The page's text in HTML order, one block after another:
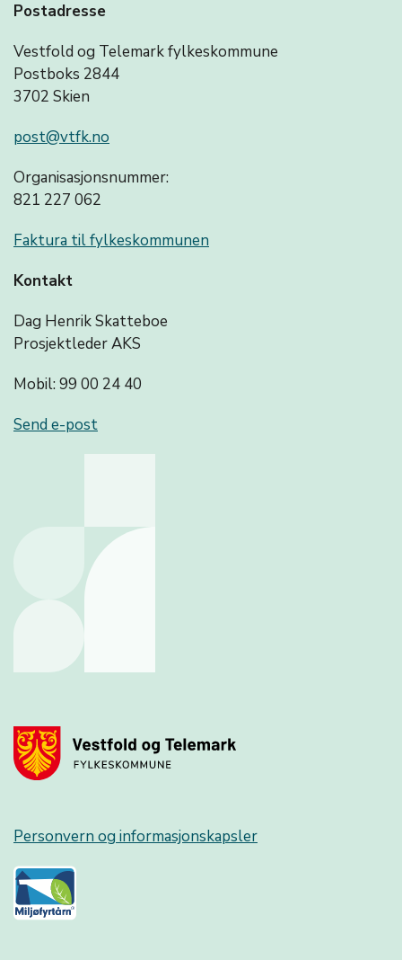
Postadresse
Vestfold og Telemark fylkeskommune
Postboks 2844
3702 Skien
post@vtfk.no
Organisasjonsnummer:
821 227 062
Faktura til fylkeskommunen
Kontakt
Dag Henrik Skatteboe
Prosjektleder AKS
Mobil: 99 00 24 40
Send e-post
Personvern og informasjonskapsler